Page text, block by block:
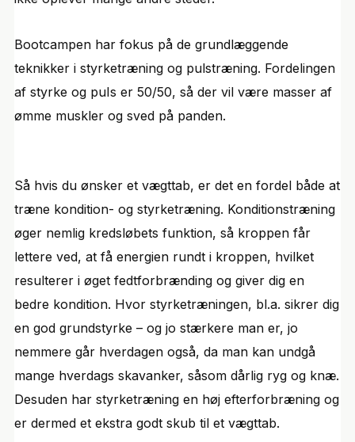
Bootcampen har fokus på de grundlæggende
teknikker i styrketræning og pulstræning. Fordelingen
af styrke og puIs er 50/50, så der vil være masser af
ømme muskler og sved på panden.
Så hvis du ønsker et vægttab, er det en fordel både at
træne kondition- og styrketræning. Konditionstræning
øger nemlig kredsløbets funktion, så kroppen får
lettere ved, at få energien rundt i kroppen, hvilket
resulterer i øget fedtforbrænding og giver dig en
bedre kondition. Hvor styrketræningen, bl.a. sikrer dig
en god grundstyrke – og jo stærkere man er, jo
nemmere går hverdagen også, da man kan undgå
mange hverdags skavanker, såsom dårlig ryg og knæ.
Desuden har styrketræning en høj efterforbræning og
er dermed et ekstra godt skub til et vægttab.